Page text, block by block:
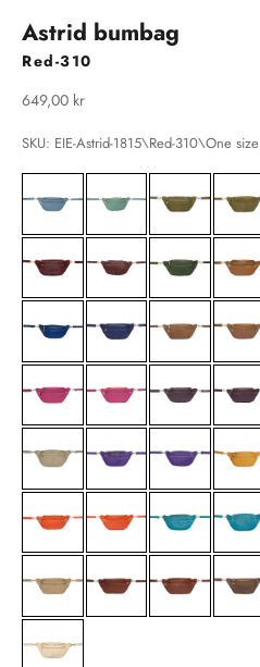
Astrid bumbag
Red-310
Salgspris
649,00 kr
SKU: EIE-Astrid-1815\Red-310\One size